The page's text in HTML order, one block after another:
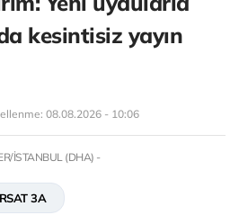
kesintisiz yayın
08.08.2026 - 10:06
İSTANBUL (DHA) -
3A